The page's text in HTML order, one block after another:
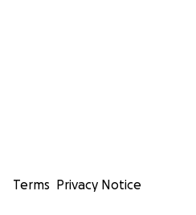
Terms Privacy Notice